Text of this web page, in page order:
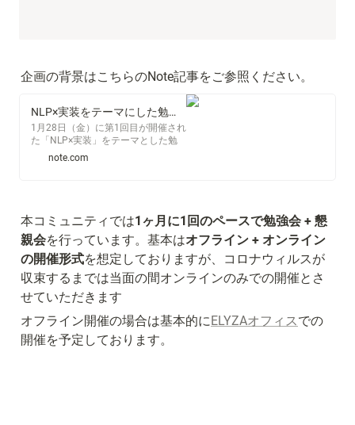
企画の背景はこちらのNote記事をご参照ください。
NLP×実装をテーマにした勉強会コミュニティ、 「NLP Hacks」の運営者に話を聞いてみた。｜ELYZA, Inc.｜note
1月28日（金）に第1回目が開催され
た「NLP×実装」をテーマとした勉
強会コミュニティであるNLP Hacks
博士卒。株式会社リクルートにて人
材領域のデータ活用施策の推進に従
事。Kaggle Master。ELYZAでは自然
言語処理の研究開発を担当。 ...
note.com
本コミュニティでは1ヶ月に1回のペースで勉強会 + 懇
親会を行っています。基本はオフライン + オンライン
の開催形式を想定しておりますが、コロナウィルスが
収束するまでは当面の間オンラインのみでの開催とさ
せていただきます
オフライン開催の場合は基本的にELYZAオフィスでの
開催を予定しております。